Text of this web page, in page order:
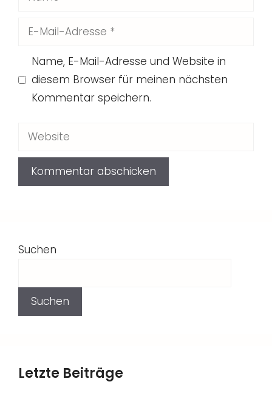
E-
Adresse
Name, E-Mail-Adresse und Website in
diesem Browser für meinen nächsten
Kommentar speichern.
Website
Suchen
Suchen
Letzte Beiträge